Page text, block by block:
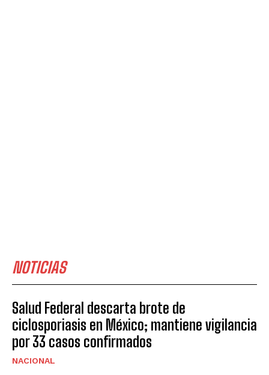
NOTICIAS
Salud Federal descarta brote de
ciclosporiasis en México; mantiene vigilancia
por 33 casos confirmados
NACIONAL